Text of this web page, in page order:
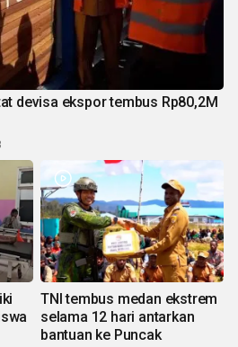
devisa ekspor tembus Rp80,2M
TNI tembus medan ekstrem
selama 12 hari antarkan
bantuan ke Puncak